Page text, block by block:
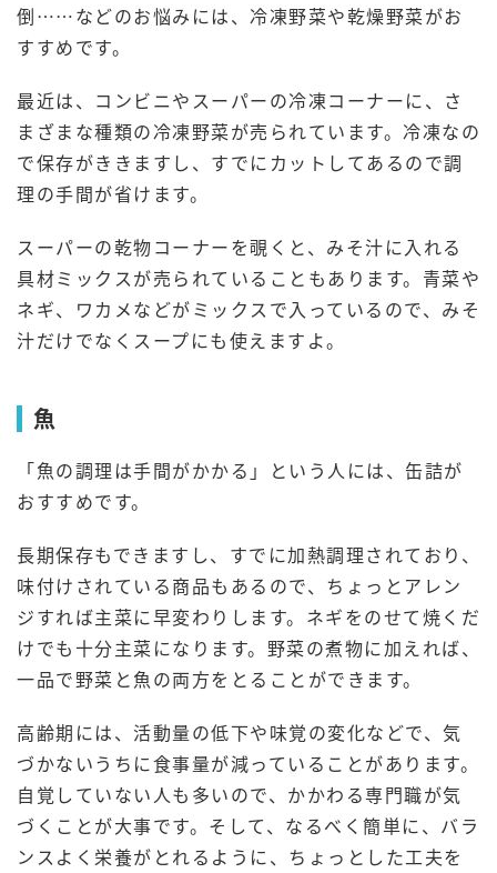
倒……などのお悩みには、冷凍野菜や乾燥野菜がお
すすめです。
最近は、コンビニやスーパーの冷凍コーナーに、さ
まざまな種類の冷凍野菜が売られています。冷凍なの
で保存がききますし、すでにカットしてあるので調
理の手間が省けます。
スーパーの乾物コーナーを覗くと、みそ汁に入れる
具材ミックスが売られていることもあります。青菜や
ネギ、ワカメなどがミックスで入っているので、みそ
汁だけでなくスープにも使えますよ。
魚
「魚の調理は手間がかかる」という人には、缶詰が
おすすめです。
長期保存もできますし、すでに加熱調理されており、
味付けされている商品もあるので、ちょっとアレン
ジすれば主菜に早変わりします。ネギをのせて焼くだ
けでも十分主菜になります。野菜の煮物に加えれば、
一品で野菜と魚の両方をとることができます。
高齢期には、活動量の低下や味覚の変化などで、気
づかないうちに食事量が減っていることがあります。
自覚していない人も多いので、かかわる専門職が気
づくことが大事です。そして、なるべく簡単に、バラ
ンスよく栄養がとれるように、ちょっとした工夫を